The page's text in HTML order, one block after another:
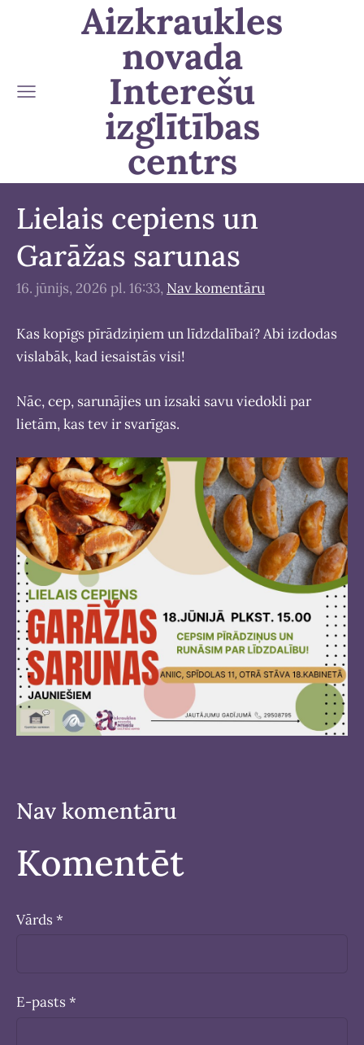
Aizkraukles
novada
Interešu
izglītības
centrs
Lielais cepiens un
Garāžas sarunas
16. jūnijs, 2026 pl. 16:33, Nav komentāru
Kas kopīgs pīrādziņiem un līdzdalībai? Abi izdodas
vislabāk, kad iesaistās visi!
Nāc, cep, sarunājies un izsaki savu viedokli par
lietām, kas tev ir svarīgas.
Nav komentāru
Komentēt
Vārds *
E-pasts *